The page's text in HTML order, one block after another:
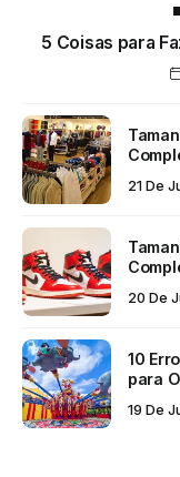
5 Coisas para
21 De
20 De
10
para
19 De